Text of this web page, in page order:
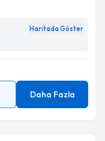
Haritada Göster
Daha Fazla